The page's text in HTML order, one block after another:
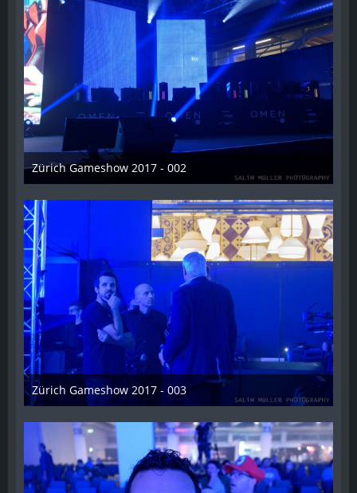
Zürich Gameshow 2017 - 002
28. Oktober 2017
Zürich Gameshow 2017 - 003
28. Oktober 2017